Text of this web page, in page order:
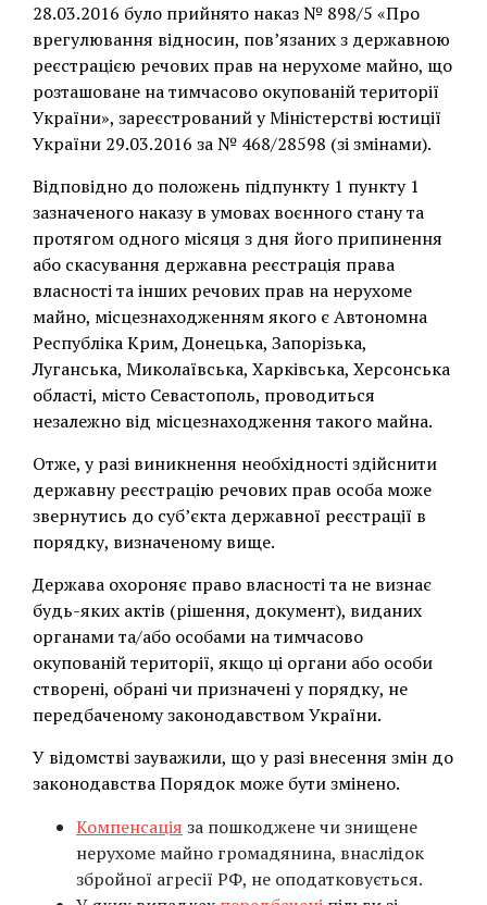
28.03.2016 було прийнято наказ № 898/5 «Про
врегулювання відносин, пов’язаних з державною
реєстрацією речових прав на нерухоме майно, що
розташоване на тимчасово окупованій території
України», зареєстрований у Міністерстві юстиції
України 29.03.2016 за № 468/28598 (зі змінами).
Відповідно до положень підпункту 1 пункту 1
зазначеного наказу в умовах воєнного стану та
протягом одного місяця з дня його припинення
або скасування державна реєстрація права
власності та інших речових прав на нерухоме
майно, місцезнаходженням якого є Автономна
Республіка Крим, Донецька, Запорізька,
Луганська, Миколаївська, Харківська, Херсонська
області, місто Севастополь, проводиться
незалежно від місцезнаходження такого майна.
Отже, у разі виникнення необхідності здійснити
державну реєстрацію речових прав особа може
звернутись до суб’єкта державної реєстрації в
порядку, визначеному вище.
Держава охороняє право власності та не визнає
будь-яких актів (рішення, документ), виданих
органами та/або особами на тимчасово
окупованій території, якщо ці органи або особи
створені, обрані чи призначені у порядку, не
передбаченому законодавством України.
У відомстві зауважили, що у разі внесення змін до
законодавства Порядок може бути змінено.
Компенсація за пошкоджене чи знищене
нерухоме майно громадянина, внаслідок
збройної агресії РФ, не оподатковується.